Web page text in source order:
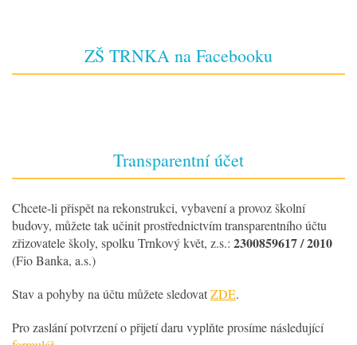
ZŠ TRNKA na Facebooku
Transparentní účet
Chcete-li přispět na rekonstrukci, vybavení a provoz školní
budovy, můžete tak učinit prostřednictvím transparentního účtu
zřizovatele školy, spolku Trnkový květ, z.s.: 2300859617 / 2010
(Fio Banka, a.s.)
Stav a pohyby na účtu můžete sledovatZDE.
Pro zaslání potvrzení o přijetí daru vyplňte prosíme následující